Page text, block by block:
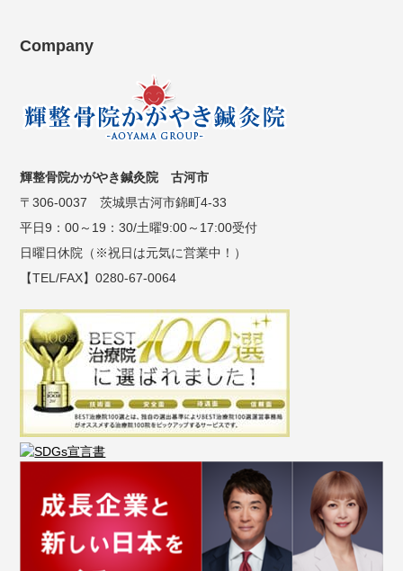
Company
輝整骨院かがやき鍼灸院 古河市
〒306-0037 茨城県古河市錦町4-33
平日9：00～19：30/土曜9:00～17:00受付
日曜日休院（※祝日は元気に営業中！）
【TEL/FAX】0280-67-0064